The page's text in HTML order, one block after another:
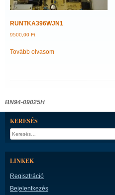
RUNTKA396WJN1
9500,00 Ft
Tovább olvasom
Bejegyzés
navigáció
BN94-09025H
KERESÉS
Keresés:
LINKEK
Regisztráció
Bejelentkezés